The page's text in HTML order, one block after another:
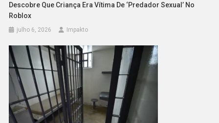
Descobre Que Criança Era Vítima De ‘predador Sexual’ No
Roblox
julho 6, 2026 Impakto